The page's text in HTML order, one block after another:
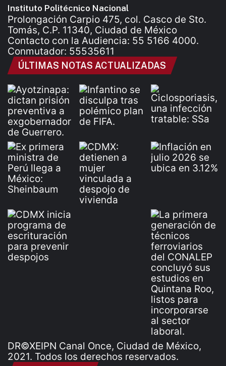
Instituto Politécnico Nacional
Prolongación Carpio 475, col. Casco de Sto.
Tomás, C.P. 11340, Ciudad de México
Contacto con la Audiencia: 55 5166 4000.
Conmutador: 55535611
ÚLTIMAS NOTAS ACTUALIZADAS
DR©XEIPN Canal Once, Ciudad de México,
2021. Todos los derechos reservados.